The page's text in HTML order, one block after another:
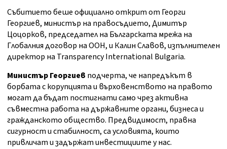
Събитието беше официално открит от Георги
Георгиев, министър на правосъдието, Димитър
Цоцорков, председател на Българската мрежа на
Глобалния договор на ООН, и Калин Славов, изпълнителен
директор на Transparency International Bulgaria.
Министър Георгиев подчерта, че напредъкът в
борбата с корупцията и върховенството на правото
могат да бъдат постигнати само чрез активна
съвместна работа на държавните органи, бизнеса и
гражданското общество. Предвидимост, правна
сигурност и стабилност, са условията, които
привличат и задържат инвестициите у нас.